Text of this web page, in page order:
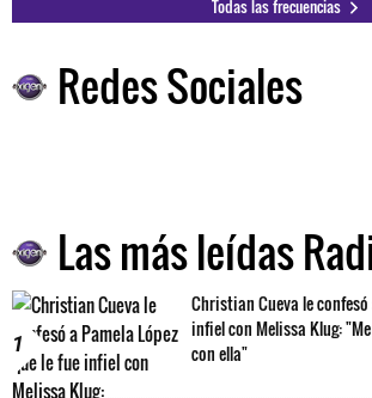
Todas las frecuencias
Redes Sociales
Las más leídas
1
Christian Cueva le confesó
infiel con Melissa Klug:
con ella"